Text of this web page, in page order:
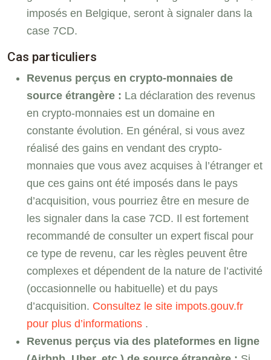
imposés en Belgique, seront à signaler dans la
case 7CD.
Cas particuliers
Revenus perçus en crypto-monnaies de
source étrangère : La déclaration des revenus
en crypto-monnaies est un domaine en
constante évolution. En général, si vous avez
réalisé des gains en vendant des crypto-
monnaies que vous avez acquises à l’étranger et
que ces gains ont été imposés dans le pays
d’acquisition, vous pourriez être en mesure de
les signaler dans la case 7CD. Il est fortement
recommandé de consulter un expert fiscal pour
ce type de revenu, car les règles peuvent être
complexes et dépendent de la nature de l’activité
(occasionnelle ou habituelle) et du pays
d’acquisition. Consultez le site impots.gouv.fr
pour plus d’informations .
Revenus perçus via des plateformes en ligne